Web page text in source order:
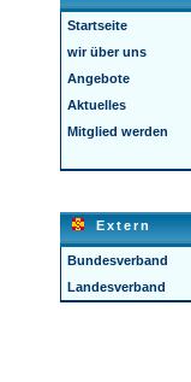
Startseite
wir über uns
Angebote
Aktuelles
Mitglied werden
Extern
Bundesverband
Landesverband